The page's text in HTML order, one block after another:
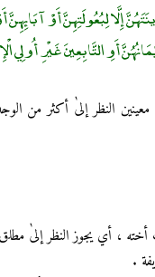
إِلَّا لِبُعُولَتِهِنَّ أَوْ آبَائِهِنَّ
أَوِ التَّابِعِينَ غَيْرِ أُولِي
النظر إلىٰ أكثر من
، أي يجوز النظر إلىٰ مطلق
.